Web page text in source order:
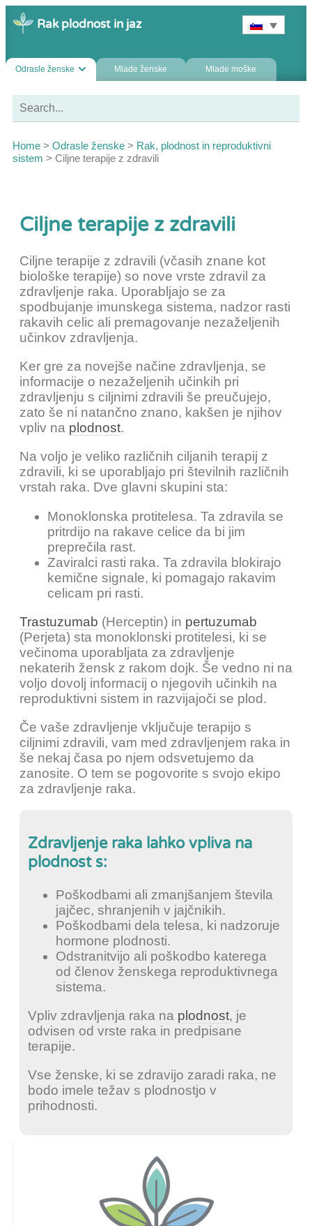
Rak plodnost in jaz
Odrasle ženske Mlade ženske Mlade moške
Home > Odrasle ženske > Rak, plodnost in reproduktivni
sistem > Ciljne terapije z zdravili
Ciljne terapije z zdravili
Ciljne terapije z zdravili (včasih znane kot
biološke terapije) so nove vrste zdravil za
zdravljenje raka. Uporabljajo se za
spodbujanje imunskega sistema, nadzor rasti
rakavih celic ali premagovanje nezaželjenih
učinkov zdravljenja.
Ker gre za novejše načine zdravljenja, se
informacije o nezaželjenih učinkih pri
zdravljenju s ciljnimi zdravili še preučujejo,
zato še ni natančno znano, kakšen je njihov
vpliv na plodnost.
Na voljo je veliko različnih ciljanih terapij z
zdravili, ki se uporabljajo pri številnih različnih
vrstah raka. Dve glavni skupini sta:
Monoklonska protitelesa. Ta zdravila se
pritrdijo na rakave celice da bi jim
preprečila rast.
Zaviralci rasti raka. Ta zdravila blokirajo
kemične signale, ki pomagajo rakavim
celicam pri rasti.
Trastuzumab (Herceptin) in pertuzumab
(Perjeta) sta monoklonski protitelesi, ki se
večinoma uporabljata za zdravljenje
nekaterih žensk z rakom dojk. Še vedno ni na
voljo dovolj informacij o njegovih učinkih na
reproduktivni sistem in razvijajoči se plod.
Če vaše zdravljenje vključuje terapijo s
ciljnimi zdravili, vam med zdravljenjem raka in
še nekaj časa po njem odsvetujemo da
zanosite. O tem se pogovorite s svojo ekipo
za zdravljenje raka.
Zdravljenje raka lahko vpliva na
plodnost s:
Poškodbami ali zmanjšanjem števila
jajčec, shranjenih v jajčnikih.
Poškodbami dela telesa, ki nadzoruje
hormone plodnosti.
Odstranitvijo ali poškodbo katerega
od členov ženskega reproduktivnega
sistema.
Vpliv zdravljenja raka na plodnost, je
odvisen od vrste raka in predpisane
terapije.
Vse ženske, ki se zdravijo zaradi raka, ne
bodo imele težav s plodnostjo v
prihodnosti.